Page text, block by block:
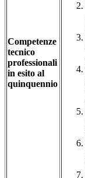
Competenze
tecnico
professionali
in esito al
quinquennio